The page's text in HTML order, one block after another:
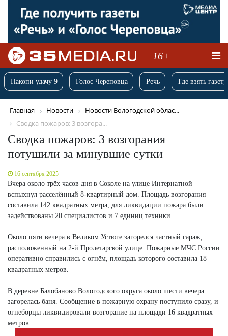
16+
Накопи удачу 9 Голос Череповца Речь Где взять
Главная Новости
Новости Вологодской облас...
Сводка пожаров: 3 возгора...
Сводка пожаров: 3 возгорания
потушили за минувшие сутки
16 сентября 2025
Вчера около трёх часов дня в Соколе на улице Интернатной
вспыхнул расселённый 8-квартирный дом. Площадь возгорания
составила 142 квадратных метра, для ликвидации пожара были
задействованы 20 специалистов и 7 единиц техники.
Около пяти вечера в Великом Устюге загорелся частный гараж,
расположенный на 2-й Пролетарской улице. Пожарные МЧС России
оперативно справились с огнём, площадь которого составила 18
квадратных метров.
В деревне Балобаново Вологодского округа около шести вечера
загорелась баня. Сообщение в пожарную охрану поступило сразу, и
огнеборцы ликвидировали возгорание на площади 16 квадратных
метров.